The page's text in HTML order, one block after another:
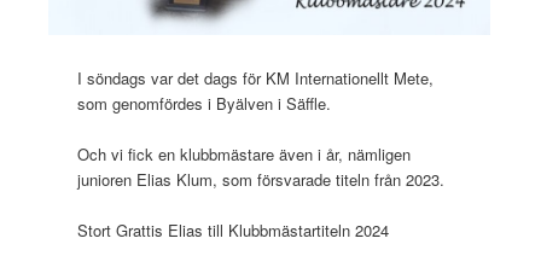
I söndags var det dags för KM Internationellt Mete,
som genomfördes i Byälven i Säffle.
Och vi fick en klubbmästare även i år, nämligen
junioren Elias Klum, som försvarade titeln från 2023.
Stort Grattis Elias till Klubbmästartiteln 2024